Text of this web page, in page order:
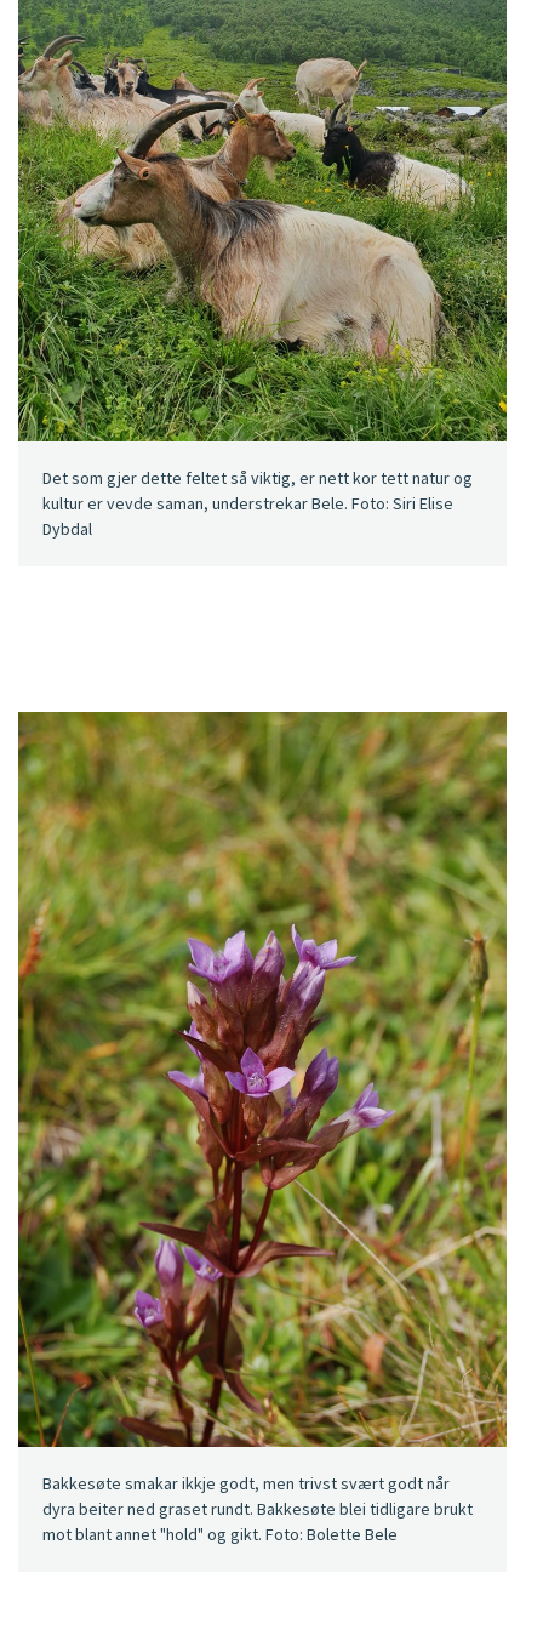
Det som gjer dette feltet så viktig, er nett kor tett natur og
kultur er vevde saman, understrekar Bele. Foto: Siri Elise
Dybdal
Bakkesøte smakar ikkje godt, men trivst svært godt når
dyra beiter ned graset rundt. Bakkesøte blei tidligare brukt
mot blant annet "hold" og gikt. Foto: Bolette Bele